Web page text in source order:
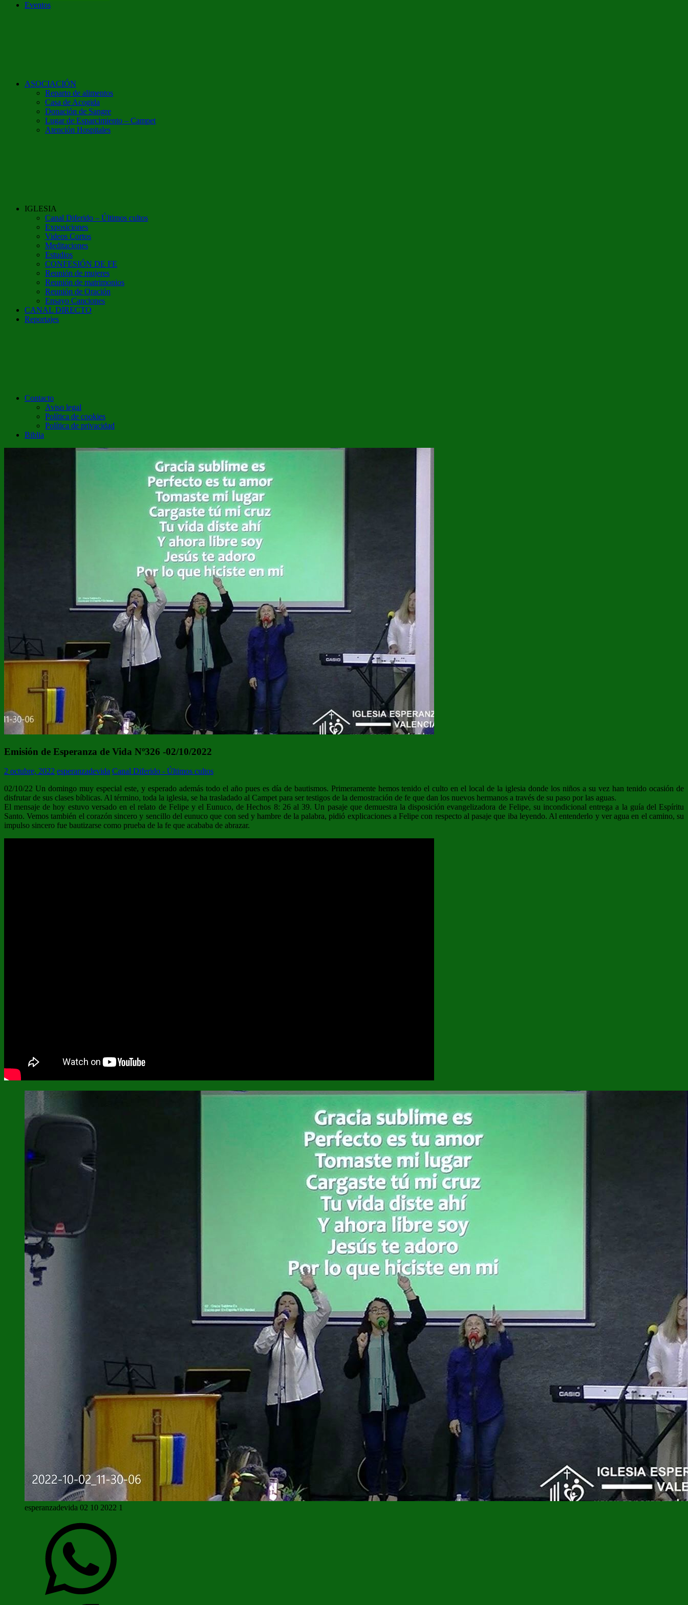
Eventos
ASOCIACIÓN
Reparto de alimentos
Casa de Acogida
Donación de Sangre
Lugar de Esparcimiento – Campet
Atención Hospitales
IGLESIA
Canal Diferido – Últimos cultos
Exposiciones
Videos Cortos
Meditaciones
Estudios
CONFESIÓN DE FE
Reunión de mujeres
Reunión de matrimonios
Reunión de Oración
Ensayo Canciones
CANAL DIRECTO
Reportajes
Contacto
Aviso legal
Política de cookies
Política de privacidad
Biblia
Emisión de Esperanza de Vida Nº326 -02/10/2022
2 octubre, 2022 esperanzadevida Canal Diferido - Últimos cultos
02/10/22 Un domingo muy especial este, y esperado además todo el año pues es día de bautismos. Primeramente hemos tenido el culto en el local de la iglesia donde los niños a su vez han tenido ocasión de
disfrutar de sus clases bíblicas. Al término, toda la iglesia, se ha trasladado al Campet para ser testigos de la demostración de fe que dan los nuevos hermanos a través de su paso por las aguas.
El mensaje de hoy estuvo versado en el relato de Felipe y el Eunuco, de Hechos 8: 26 al 39. Un pasaje que demuestra la disposición evangelizadora de Felipe, su incondicional entrega a la guía del Espíritu
Santo. Vemos también el corazón sincero y sencillo del eunuco que con sed y hambre de la palabra, pidió explicaciones a Felipe con respecto al pasaje que iba leyendo. Al entenderlo y ver agua en el camino, su
impulso sincero fue bautizarse como prueba de la fe que acababa de abrazar.
esperanzadevida 02 10 2022 1